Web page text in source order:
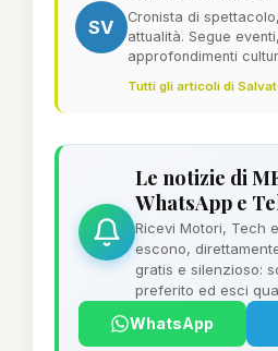
SV
Cronista di
attualità. Segue
approfondimenti
Tutti gli articoli di
Le notizie di
WhatsApp e
Ricevi Motori, Tech
escono,
gratis e silenzioso:
preferito ed esci
WhatsApp